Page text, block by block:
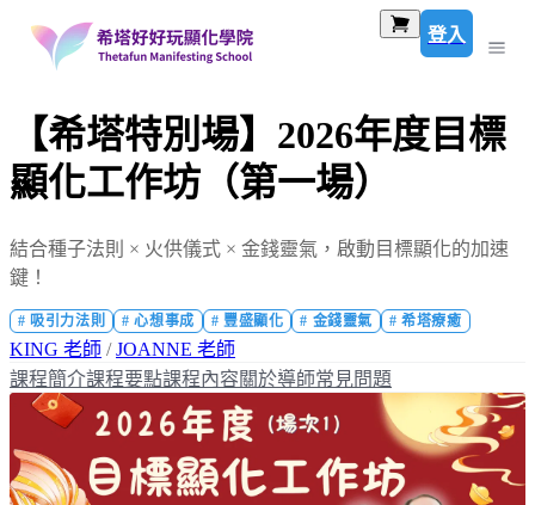
登入
【希塔特別場】2026年度目標
顯化工作坊（第一場）
結合種子法則 × 火供儀式 × 金錢靈氣，啟動目標顯化的加速
鍵！
#吸引力法則 #心想事成 #豐盛顯化 # 金錢靈氣 #希塔療癒
KING 老師 /JOANNE 老師
課程簡介課程要點課程內容關於導師常見問題